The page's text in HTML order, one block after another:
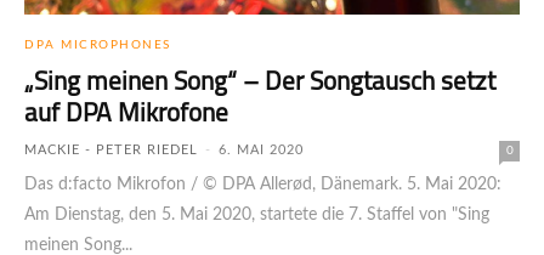
DPA MICROPHONES
„Sing meinen Song“ – Der Songtausch setzt
auf DPA Mikrofone
MACKIE - PETER RIEDEL - 6. MAI 2020 0
Das d:facto Mikrofon / © DPA Allerød, Dänemark. 5. Mai 2020:
Am Dienstag, den 5. Mai 2020, startete die 7. Staffel von "Sing
meinen Song...